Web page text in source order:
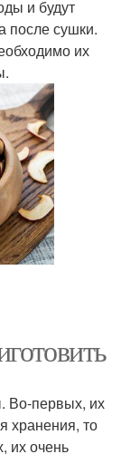
и будут
после сушки.
их
Во-первых, их
хранения, то
их очень